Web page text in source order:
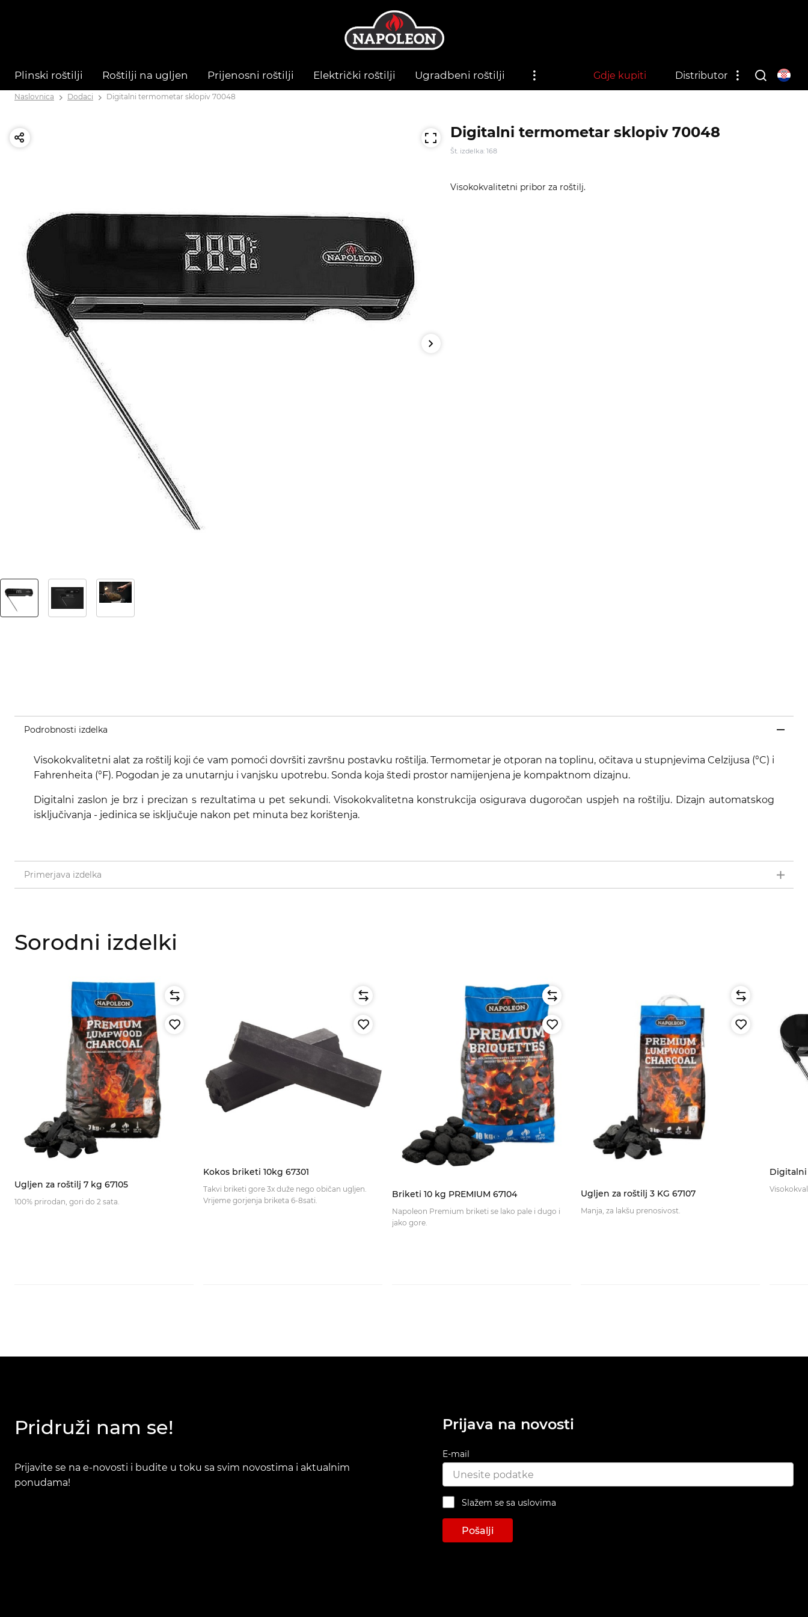
Plinski roštilji Roštilji na ugljen Prijenosni roštilji Električki roštilji Ugradbeni roštilji Gdje kupiti Distributor
Naslovnica Dodaci Digitalni termometar sklopiv 70048
Digitalni termometar sklopiv 70048
Št. izdelka: 168
Visokokvalitetni pribor za roštilj.
Podrobnosti izdelka
Visokokvalitetni alat za roštilj koji će vam pomoći dovršiti završnu postavku roštilja. Termometar je otporan na toplinu, očitava u stupnjevima Celzijusa (°C) i
Fahrenheita (°F). Pogodan je za unutarnju i vanjsku upotrebu. Sonda koja štedi prostor namijenjena je kompaktnom dizajnu.
Digitalni zaslon je brz i precizan s rezultatima u pet sekundi. Visokokvalitetna konstrukcija osigurava dugoročan uspjeh na roštilju. Dizajn automatskog
isključivanja - jedinica se isključuje nakon pet minuta bez korištenja.
Primerjava izdelka
Sorodni izdelki
Ugljen za roštilj 7 kg 67105
100% prirodan, gori do 2 sata.
Kokos briketi 10kg 67301
Takvi briketi gore 3x duže nego običan ugljen.
Vrijeme gorjenja briketa 6-8sati.
Briketi 10 kg PREMIUM 67104
Napoleon Premium briketi se lako pale i dugo i
jako gore.
Ugljen za roštilj 3 KG 67107
Manja, za lakšu prenosivost.
Pridruži nam se!
Prijavite se na e-novosti i budite u toku sa svim novostima i aktualnim
ponudama!
Prijava na novosti
E-mail
Slažem se sa uslovima
Pošalji